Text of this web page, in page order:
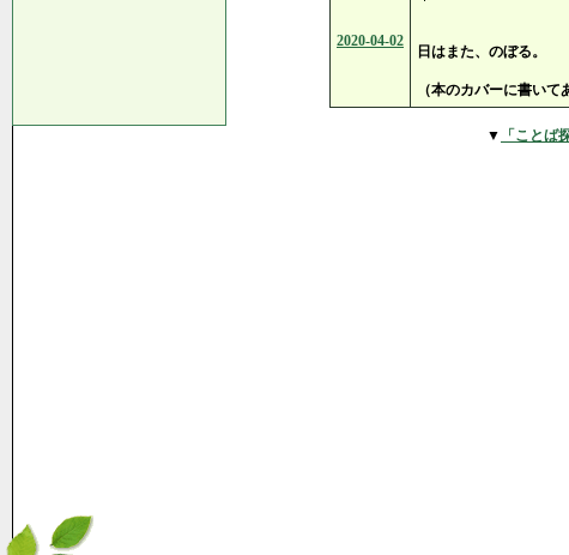
2020-04-02
日はまた、のぼる。
（本のカバーに書いて
▼ 「ことば